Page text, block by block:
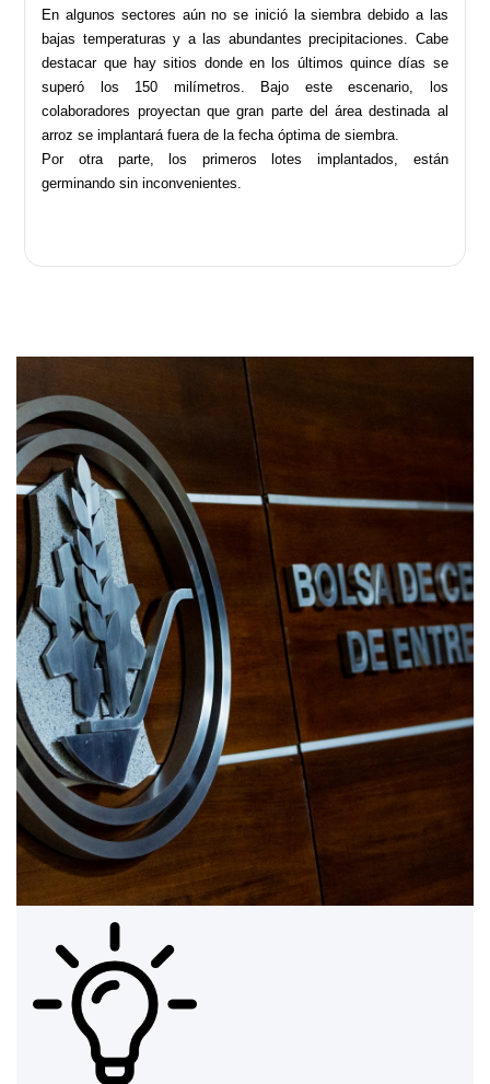
En algunos sectores aún no se inició la siembra debido a las
bajas temperaturas y a las abundantes precipitaciones. Cabe
destacar que hay sitios donde en los últimos quince días se
superó los 150 milímetros. Bajo este escenario, los
colaboradores proyectan que gran parte del área destinada al
arroz se implantará fuera de la fecha óptima de siembra.
Por otra parte, los primeros lotes implantados, están
germinando sin inconvenientes.